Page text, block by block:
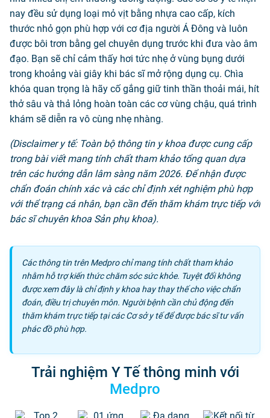
nay đều sử dụng loại mỏ vịt bằng nhựa cao cấp, kích
thước nhỏ gọn phù hợp với cơ địa người Á Đông và luôn
được bôi trơn bằng gel chuyên dụng trước khi đưa vào âm
đạo. Bạn sẽ chỉ cảm thấy hơi tức nhẹ ở vùng bụng dưới
trong khoảng vài giây khi bác sĩ mở rộng dụng cụ. Chìa
khóa quan trọng là hãy cố gắng giữ tinh thần thoải mái, hít
thở sâu và thả lỏng hoàn toàn các cơ vùng chậu, quá trình
khám sẽ diễn ra vô cùng nhẹ nhàng.
(Disclaimer y tế: Toàn bộ thông tin y khoa được cung cấp
trong bài viết mang tính chất tham khảo tổng quan dựa
trên các hướng dẫn lâm sàng năm 2026. Để nhận được
chẩn đoán chính xác và các chỉ định xét nghiệm phù hợp
với thể trạng cá nhân, bạn cần đến thăm khám trực tiếp với
bác sĩ chuyên khoa Sản phụ khoa).
Các thông tin trên Medpro chỉ mang tính chất tham khảo
nhằm hỗ trợ kiến thức chăm sóc sức khỏe. Tuyệt đối không
được xem đây là chỉ định y khoa hay thay thế cho việc chẩn
đoán, điều trị chuyên môn. Người bệnh cần chủ động đến
thăm khám trực tiếp tại các Cơ sở y tế để được bác sĩ tư vấn
phác đồ phù hợp.
Trải nghiệm Y Tế thông minh với
Medpro